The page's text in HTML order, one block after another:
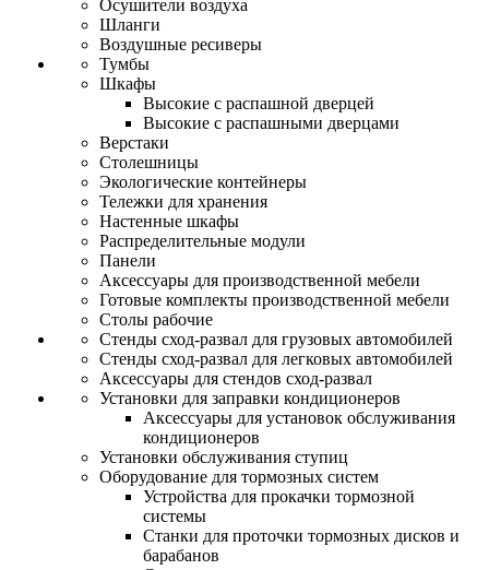
Осушители воздуха
Шланги
Воздушные ресиверы
Тумбы
Шкафы
Высокие с распашной дверцей
Высокие с распашными дверцами
Верстаки
Столешницы
Экологические контейнеры
Тележки для хранения
Настенные шкафы
Распределительные модули
Панели
Аксессуары для производственной мебели
Готовые комплекты производственной мебели
Столы рабочие
Стенды сход-развал для грузовых автомобилей
Стенды сход-развал для легковых автомобилей
Аксессуары для стендов сход-развал
Установки для заправки кондиционеров
Аксессуары для установок обслуживания
кондиционеров
Установки обслуживания ступиц
Оборудование для тормозных систем
Устройства для прокачки тормозной
системы
Станки для проточки тормозных дисков и
барабанов